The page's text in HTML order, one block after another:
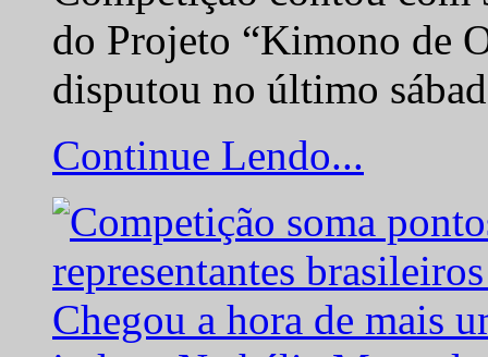
do Projeto “Kimono de
disputou no último
Continue Lendo...